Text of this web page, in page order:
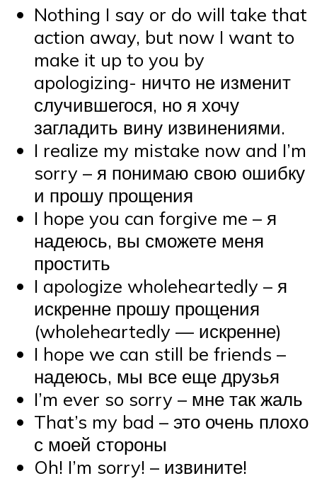
Nothing I say or do will take that
action away, but now I want to
make it up to you by
apologizing- ничто не изменит
случившегося, но я хочу
загладить вину извинениями.
I realize my mistake now and I’m
sorry – я понимаю свою ошибку
и прошу прощения
I hope you can forgive me – я
надеюсь, вы сможете меня
простить
I apologize wholeheartedly – я
искренне прошу прощения
(wholeheartedly — искренне)
I hope we can still be friends –
надеюсь, мы все еще друзья
I’m ever so sorry – мне так жаль
That’s my bad – это очень плохо
с моей стороны
Oh! I’m sorry! – извините!